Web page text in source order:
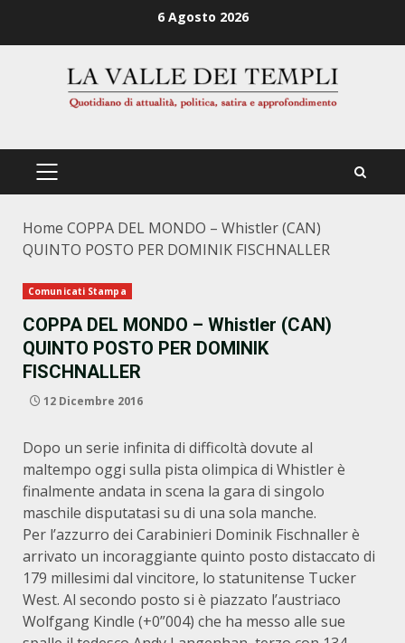
6 Agosto 2026
PRIMÄRES
Home COPPA DEL MONDO – Whistler (CAN)
QUINTO POSTO PER DOMINIK FISCHNALLER
Comunicati Stampa
COPPA DEL MONDO – Whistler (CAN)
QUINTO POSTO PER DOMINIK
FISCHNALLER
12 Dicembre 2016
Dopo un serie infinita di difficoltà dovute al
maltempo oggi sulla pista olimpica di Whistler è
finalmente andata in scena la gara di singolo
maschile disputatasi su di una sola manche.
Per l’azzurro dei Carabinieri Dominik Fischnaller è
arrivato un incoraggiante quinto posto distaccato di
179 millesimi dal vincitore, lo statunitense Tucker
West. Al secondo posto si è piazzato l’austriaco
Wolfgang Kindle (+0”004) che ha messo alle sue